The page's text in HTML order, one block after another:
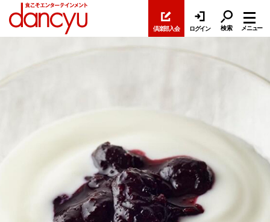
倶楽部入会 ログイン 検索 メニュー